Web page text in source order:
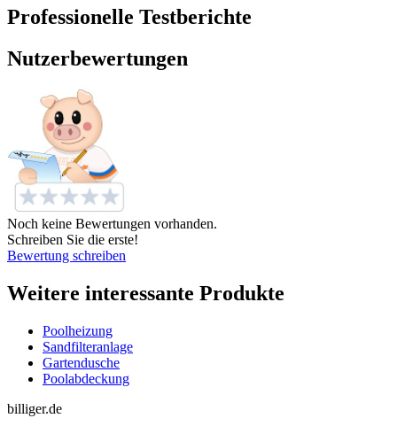
Professionelle Testberichte
Nutzerbewertungen
Noch keine Bewertungen vorhanden.
Schreiben Sie die erste!
Bewertung schreiben
Weitere interessante Produkte
Poolheizung
Sandfilteranlage
Gartendusche
Poolabdeckung
billiger.de